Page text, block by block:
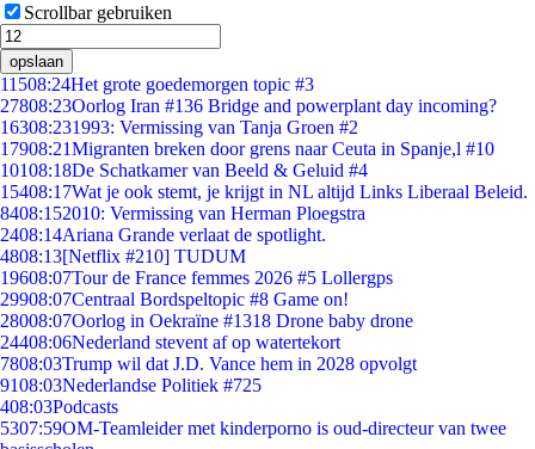
Scrollbar gebruiken
opslaan
11508:24Het grote goedemorgen topic #3
27808:23Oorlog Iran #136 Bridge and powerplant day incoming?
16308:231993: Vermissing van Tanja Groen #2
17908:21Migranten breken door grens naar Ceuta in Spanje,l #10
10108:18De Schatkamer van Beeld & Geluid #4
15408:17Wat je ook stemt, je krijgt in NL altijd Links Liberaal Beleid.
8408:152010: Vermissing van Herman Ploegstra
2408:14Ariana Grande verlaat de spotlight.
4808:13[Netflix #210] TUDUM
19608:07Tour de France femmes 2026 #5 Lollergps
29908:07Centraal Bordspeltopic #8 Game on!
28008:07Oorlog in Oekraïne #1318 Drone baby drone
24408:06Nederland stevent af op watertekort
7808:03Trump wil dat J.D. Vance hem in 2028 opvolgt
9108:03Nederlandse Politiek #725
408:03Podcasts
5307:59OM-Teamleider met kinderporno is oud-directeur van twee